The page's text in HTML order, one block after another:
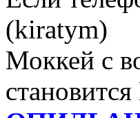
(kiratym)
Моккей с